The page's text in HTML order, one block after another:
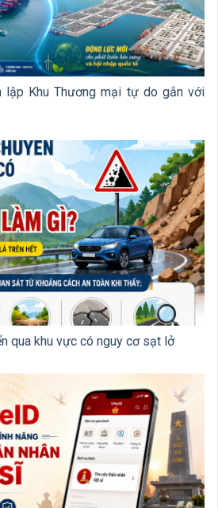
lập Khu Thương mại tự do gắn với
qua khu vực có nguy cơ sạt lở